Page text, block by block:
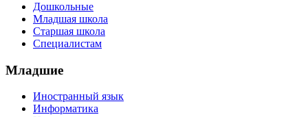
Дошкольные
Младшая школа
Старшая школа
Специалистам
Младшие
Иностранный язык
Информатика